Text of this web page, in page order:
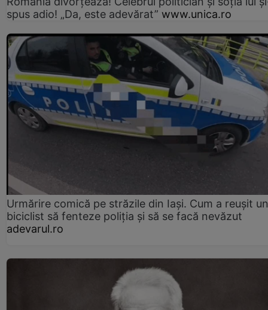
spus adio! „Da, este adevărat” www.unica.ro
Urmărire comică pe străzile din Iași. Cum a reușit un
biciclist să fenteze poliția și să se facă nevăzut
adevarul.ro